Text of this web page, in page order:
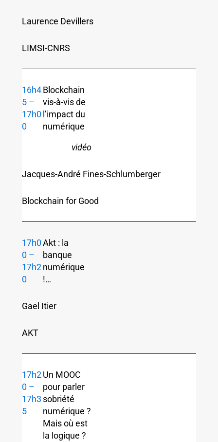
Laurence Devillers
LIMSI-CNRS
16h4
5 –
17h0
0
Blockchain
vis-à-vis de
l’impact du
numérique
vidéo
Jacques-André Fines-Schlumberger
Blockchain for Good
17h0
0 –
17h2
0
Akt : la
banque
numérique
!…
Gael Itier
AKT
17h2
0 –
17h3
5
Un MOOC
pour parler
sobriété
numérique ?
Mais où est
la logique ?